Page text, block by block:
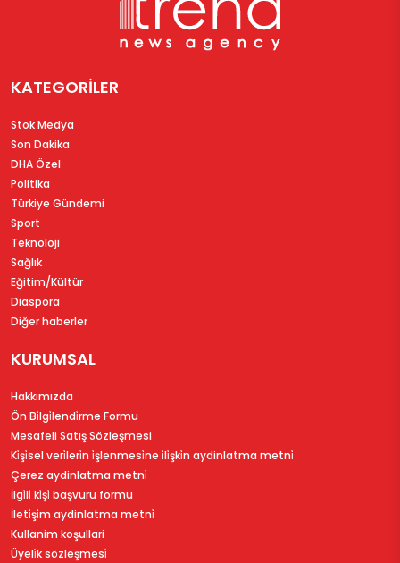
KATEGORİLER
Stok Medya
Son Dakika
DHA Özel
Politika
Türkiye Gündemi
Sport
Teknoloji
Sağlık
Eğitim/Kültür
Diaspora
Diğer haberler
KURUMSAL
Hakkımızda
Ön Bi̇lgi̇lendi̇rme Formu
Mesafeli Satış Sözleşmesi
Ki̇şi̇sel veri̇leri̇n i̇şlenmesi̇ne i̇li̇şki̇n aydinlatma metni̇
Çerez aydinlatma metni̇
İlgi̇li̇ ki̇şi̇ başvuru formu
İleti̇şi̇m aydinlatma metni̇
Kullanim koşullari
Üyeli̇k sözleşmesi̇